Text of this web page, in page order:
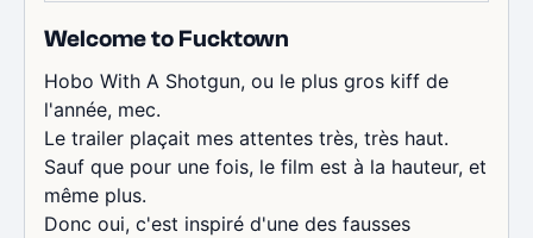
Welcome to Fucktown
Hobo With A Shotgun, ou le plus gros kiff de
l'année, mec.
Le trailer plaçait mes attentes très, très haut.
Sauf que pour une fois, le film est à la hauteur, et
même plus.
Donc oui, c'est inspiré d'une des fausses